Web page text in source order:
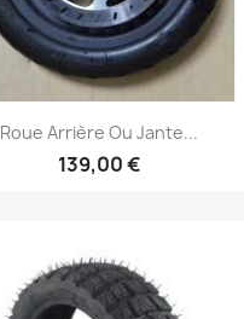
 Aperçu rapide
Roue Arrière Ou Jante...
139,00 €